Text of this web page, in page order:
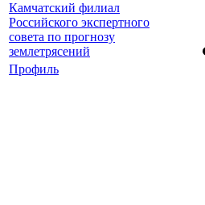
Камчатский филиал
Российского экспертного
совета по прогнозу
землетрясений
Профиль